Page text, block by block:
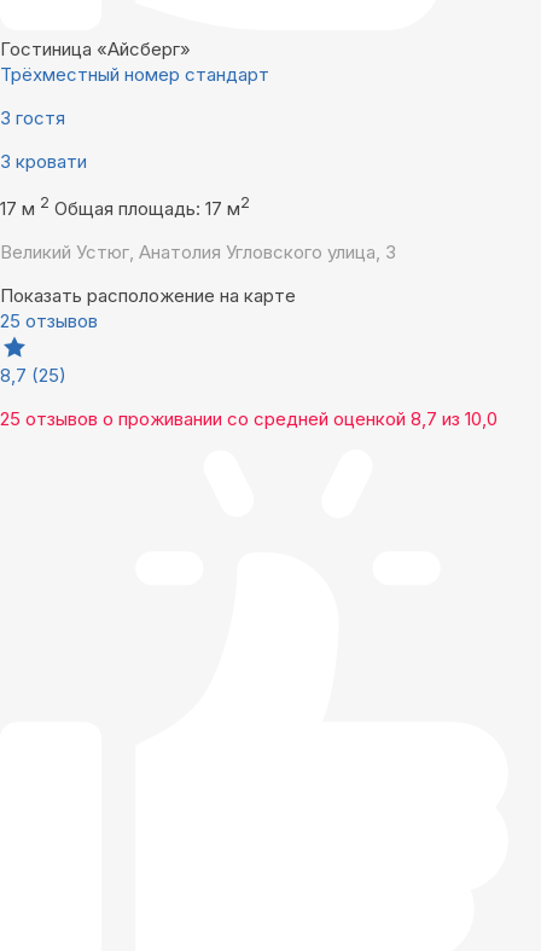
Гостиница «Айсберг»
Трёхместный номер стандарт
3 гостя
3 кровати
17 м 2 Общая площадь: 17 м2
Великий Устюг, Анатолия Угловского улица, 3
Показать расположение на карте
25 отзывов
8,7 (25)
25 отзывов о проживании со средней оценкой 8,7 из 10,0